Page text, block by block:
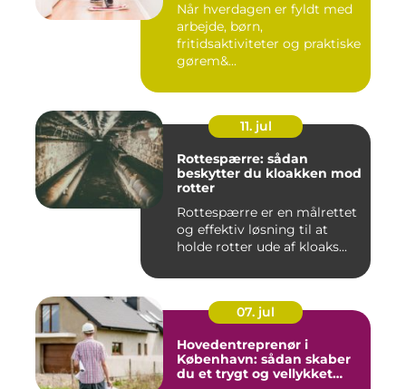
Når hverdagen er fyldt med
arbejde, børn,
fritidsaktiviteter og praktiske
gørem&...
11. jul
Rottespærre: sådan
beskytter du kloakken mod
rotter
Rottespærre er en målrettet
og effektiv løsning til at
holde rotter ude af kloaks...
07. jul
Hovedentreprenør i
København: sådan skaber
du et trygt og vellykket